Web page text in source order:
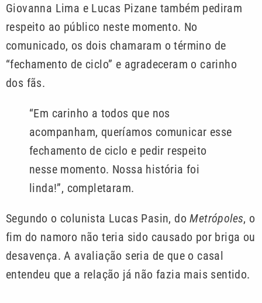
Giovanna Lima e Lucas Pizane também pediram
respeito ao público neste momento. No
comunicado, os dois chamaram o término de
“fechamento de ciclo” e agradeceram o carinho
dos fãs.
“Em carinho a todos que nos
acompanham, queríamos comunicar esse
fechamento de ciclo e pedir respeito
nesse momento. Nossa história foi
linda!”, completaram.
Segundo o colunista Lucas Pasin, doMetrópoles, o
fim do namoro não teria sido causado por briga ou
desavença. A avaliação seria de que o casal
entendeu que a relação já não fazia mais sentido.